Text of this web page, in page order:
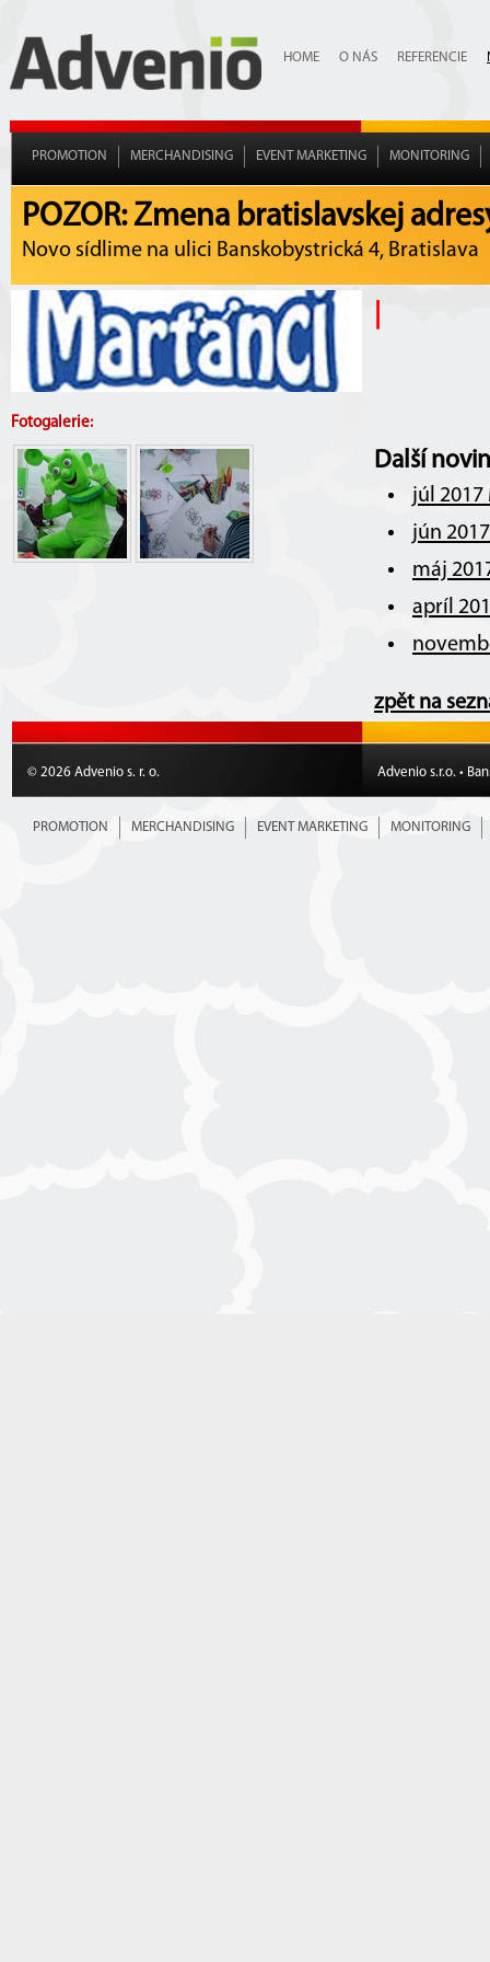
HOME O NÁS REFERENCIE
PROMOTION MERCHANDISING EVENT MARKETING MONITORING
POZOR: Zmena bratislavskej
Novo sídlime na ulici Banskobystrická 4, Bratislava
Fotogalerie:
Další
júl 2017
jún
máj
apríl
zpět na
© 2026 Advenio s. r. o. Advenio s.r.o. •
PROMOTION MERCHANDISING EVENT MARKETING MONITORING